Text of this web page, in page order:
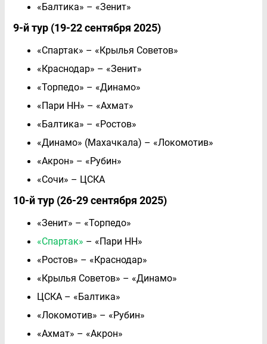
«Балтика» – «Зенит»
9-й тур (19-22 сентября 2025)
«Спартак» – «Крылья Советов»
«Краснодар» – «Зенит»
«Торпедо» – «Динамо»
«Пари НН» – «Ахмат»
«Балтика» – «Ростов»
«Динамо» (Махачкала) – «Локомотив»
«Акрон» – «Рубин»
«Сочи» – ЦСКА
10-й тур (26-29 сентября 2025)
«Зенит» – «Торпедо»
«Спартак» – «Пари НН»
«Ростов» – «Краснодар»
«Крылья Советов» – «Динамо»
ЦСКА – «Балтика»
«Локомотив» – «Рубин»
«Ахмат» – «Акрон»